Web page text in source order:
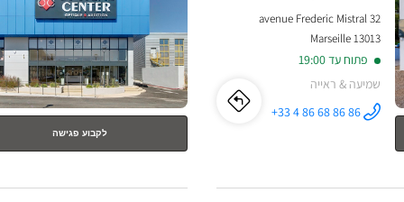
32 avenue Frederic Mistral
13013 Marseille
פתוח עד 19:00
שמיעה & ראייה
התקשר לחנות
+33 4 86 68 86 86 לו"ז
לחנות
Opticien
MARSEILLE
לקבוע פגישה